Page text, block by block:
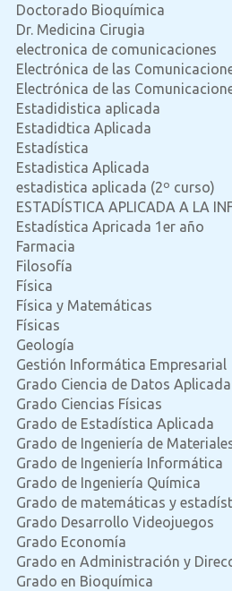
Doctorado Bioquímica
Dr. Medicina Cirugia
electronica de comunicaciones
Electrónica de las
Electrónica de las
Estadidistica aplicada
Estadidtica Aplicada
Estadística
Estadistica Aplicada
estadistica aplicada (2º curso)
ESTADÍSTICA APLICADA A LA
Estadística Apricada 1er año
Farmacia
Filosofía
Física
Física y Matemáticas
Físicas
Geología
Gestión Informática Empresarial
Grado Ciencia de Datos Aplicada
Grado Ciencias Físicas
Grado de Estadística Aplicada
Grado de Ingeniería de
Grado de Ingeniería Informática
Grado de Ingeniería Química
Grado de matemáticas y
Grado Desarrollo Videojuegos
Grado Economía
Grado en Administración y
Grado en Bioquímica